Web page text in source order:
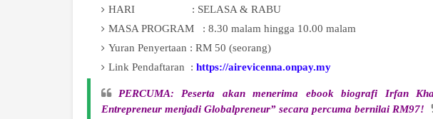
HARI : SELASA & RABU
MASA PROGRAM : 8.30 malam hingga 10.00 malam
Yuran Penyertaan : RM 50 (seorang)
Link Pendaftaran : https://airevicenna.onpay.my
PERCUMA: Peserta akan menerima ebook biografi Irfan
Entrepreneur menjadi Globalpreneur” secara percuma bernilai RM97!